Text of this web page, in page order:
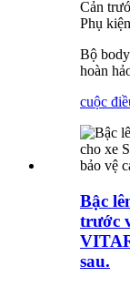
Cản
Phụ
Bộ
hoàn
cuộc
Bậc
trước
sau.